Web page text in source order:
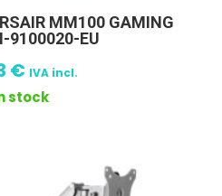
MM100 GAMING
9100020-EU
€ IVA incl.
stock